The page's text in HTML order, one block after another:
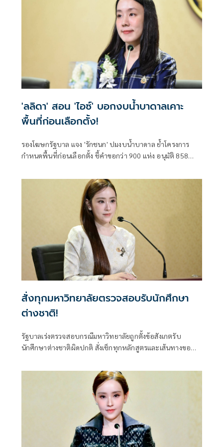
'ลลิดา' สอน 'ไอซ์' บอกงบน้ำบาดาลเคาะ
พื้นที่ก่อนเลือกตั้ง!
รองโฆษกรัฐบาล แจง 'รักชนก' ปมงบน้ำบาดาล ย้ำโครงการ
กำหนดพื้นที่ก่อนเลือกตั้ง ชี้คำขอกว่า 900 แห่ง อนุมัติ 858
สั่งทุกมหาวิทยาลัยตรวจสอบรับนักศึกษา
ต่างชาติ!
รัฐบาลเร่งตรวจสอบกรณีมหาวิทยาลัยถูกตั้งข้อสังเกตรับ
นักศึกษาต่างชาติผิดปกติ สั่งเช็กทุกหลักสูตรและเส้นทางขอ
ผิดดำเนินการตามกฎหมายทันที